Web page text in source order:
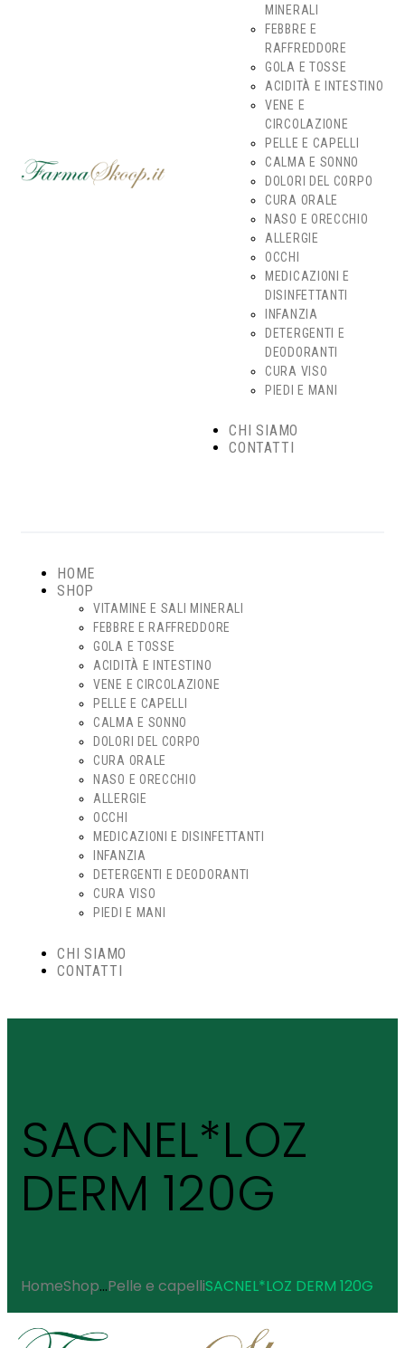
MINERALI
FEBBRE E
RAFFREDDORE
GOLA E TOSSE
ACIDITÀ E INTESTINO
VENE E
CIRCOLAZIONE
PELLE E CAPELLI
CALMA E SONNO
DOLORI DEL CORPO
CURA ORALE
NASO E ORECCHIO
ALLERGIE
OCCHI
MEDICAZIONI E
DISINFETTANTI
INFANZIA
DETERGENTI E
DEODORANTI
CURA VISO
PIEDI E MANI
CHI SIAMO
CONTATTI
HOME
SHOP
VITAMINE E SALI MINERALI
FEBBRE E RAFFREDDORE
GOLA E TOSSE
ACIDITÀ E INTESTINO
VENE E CIRCOLAZIONE
PELLE E CAPELLI
CALMA E SONNO
DOLORI DEL CORPO
CURA ORALE
NASO E ORECCHIO
ALLERGIE
OCCHI
MEDICAZIONI E DISINFETTANTI
INFANZIA
DETERGENTI E DEODORANTI
CURA VISO
PIEDI E MANI
CHI SIAMO
CONTATTI
SACNEL*LOZ
DERM 120G
HomeShop...Pelle e capelliSACNEL*LOZ DERM 120G